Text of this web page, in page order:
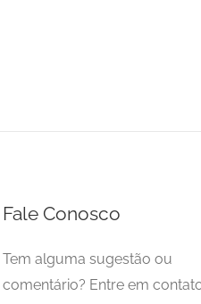
Fale Conosco
Tem alguma sugestão ou
comentário? Entre em